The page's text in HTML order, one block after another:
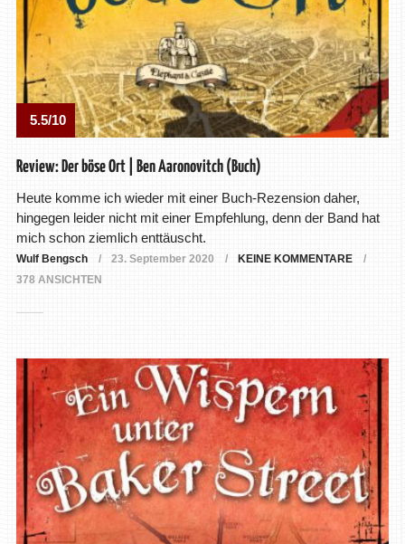
5.5/10
Review: Der böse Ort | Ben Aaronovitch (Buch)
Heute komme ich wieder mit einer Buch-Rezension daher,
hingegen leider nicht mit einer Empfehlung, denn der Band hat
mich schon ziemlich enttäuscht.
Wulf Bengsch 23. September 2020
KEINE KOMMENTARE
378 ANSICHTEN